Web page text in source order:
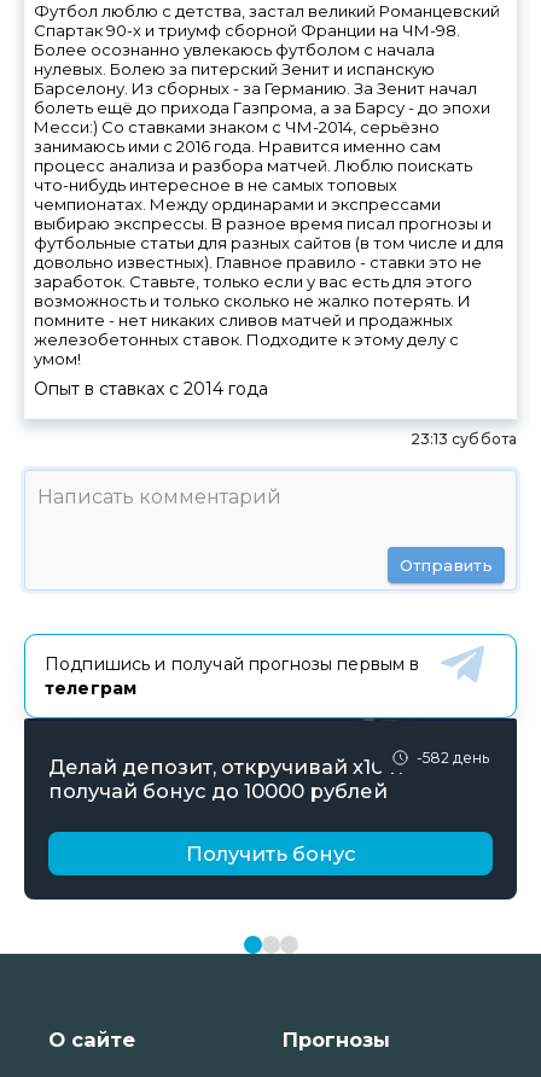
Футбол люблю с детства, застал великий Романцевский
Спартак 90-х и триумф сборной Франции на ЧМ-98.
Более осознанно увлекаюсь футболом с начала
нулевых. Болею за питерский Зенит и испанскую
Барселону. Из сборных - за Германию. За Зенит начал
болеть ещё до прихода Газпрома, а за Барсу - до эпохи
Месси:) Со ставками знаком с ЧМ-2014, серьёзно
занимаюсь ими с 2016 года. Нравится именно сам
процесс анализа и разбора матчей. Люблю поискать
что-нибудь интересное в не самых топовых
чемпионатах. Между ординарами и экспрессами
выбираю экспрессы. В разное время писал прогнозы и
футбольные статьи для разных сайтов (в том числе и для
довольно известных). Главное правило - ставки это не
заработок. Ставьте, только если у вас есть для этого
возможность и только сколько не жалко потерять. И
помните - нет никаких сливов матчей и продажных
железобетонных ставок. Подходите к этому делу с
умом!
Опыт в ставках с 2014 года
23:13 суббота
Отправить
Подпишись и получай прогнозы первым в
телеграм
-582 день
Делай депозит, откручивай х10 и
получай бонус до 10000 рублей
Получить бонус
О сайте Прогнозы